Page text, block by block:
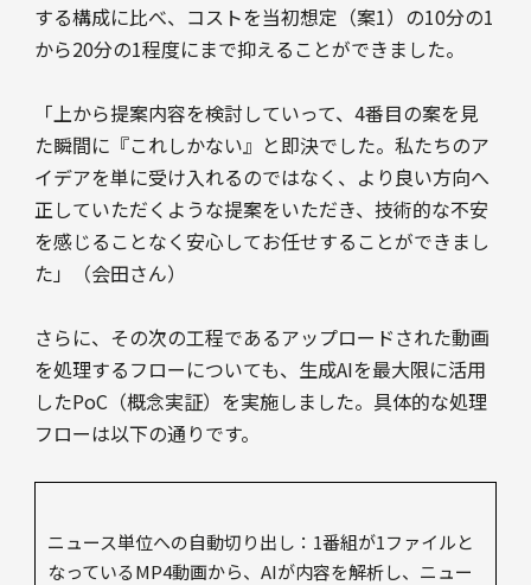
する構成に比べ、コストを当初想定（案1）の10分の1
から20分の1程度にまで抑えることができました。
「上から提案内容を検討していって、4番目の案を見
た瞬間に『これしかない』と即決でした。私たちのア
イデアを単に受け入れるのではなく、より良い方向へ
正していただくような提案をいただき、技術的な不安
を感じることなく安心してお任せすることができまし
た」（会田さん）
さらに、その次の工程であるアップロードされた動画
を処理するフローについても、生成AIを最大限に活用
したPoC（概念実証）を実施しました。具体的な処理
フローは以下の通りです。
ニュース単位への自動切り出し：1番組が1ファイルと
なっているMP4動画から、AIが内容を解析し、ニュー